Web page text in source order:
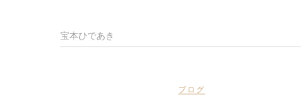
宝本ひであき
ブログ